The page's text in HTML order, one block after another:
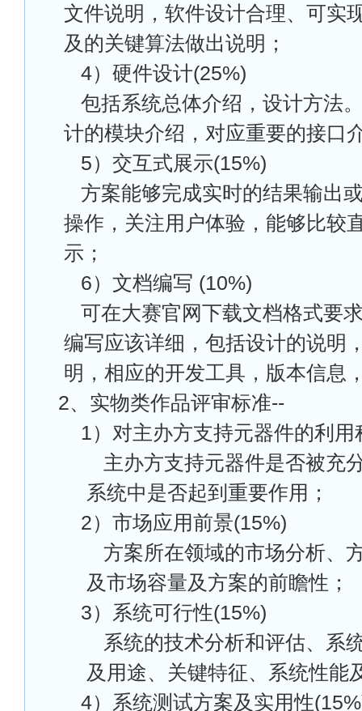
文件说明，软件设计合理、可实
及的关键算法做出说明；
4）硬件设计(25%)
包括系统总体介绍，设计方法
计的模块介绍，对应重要的接口
5）交互式展示(15%)
方案能够完成实时的结果输出
操作，关注用户体验，能够比较
示；
6）文档编写 (10%)
可在大赛官网下载文档格式要
编写应该详细，包括设计的说明
明，相应的开发工具，版本信息
2、实物类作品评审标准--
1）对主办方支持元器件的利用
主办方支持元器件是否被充
系统中是否起到重要作用；
2）市场应用前景(15%)
方案所在领域的市场分析、
及市场容量及方案的前瞻性；
3）系统可行性(15%)
系统的技术分析和评估、系
及用途、关键特征、系统性能
4）系统测试方案及实用性